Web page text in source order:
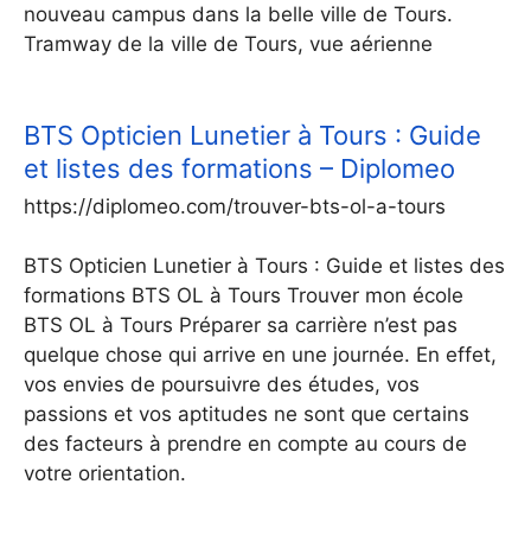
nouveau campus dans la belle ville de Tours.
Tramway de la ville de Tours, vue aérienne
BTS Opticien Lunetier à Tours : Guide
et listes des formations – Diplomeo
https://diplomeo.com/trouver-bts-ol-a-tours
BTS Opticien Lunetier à Tours : Guide et listes des
formations BTS OL à Tours Trouver mon école
BTS OL à Tours Préparer sa carrière n’est pas
quelque chose qui arrive en une journée. En effet,
vos envies de poursuivre des études, vos
passions et vos aptitudes ne sont que certains
des facteurs à prendre en compte au cours de
votre orientation.